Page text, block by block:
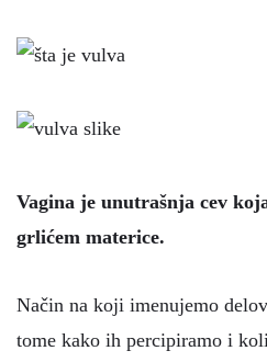
Vagina je unutrašnja cev
grlićem materice.
Način na koji imenujemo
tome kako ih percipiramo i